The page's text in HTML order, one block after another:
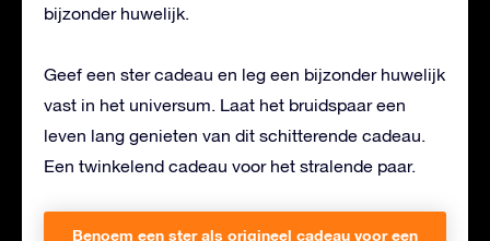
bijzonder huwelijk.
Geef een ster cadeau en leg een bijzonder huwelijk
vast in het universum. Laat het bruidspaar een
leven lang genieten van dit schitterende cadeau.
Een twinkelend cadeau voor het stralende paar.
Benoem een ster als origineel cadeau voor een